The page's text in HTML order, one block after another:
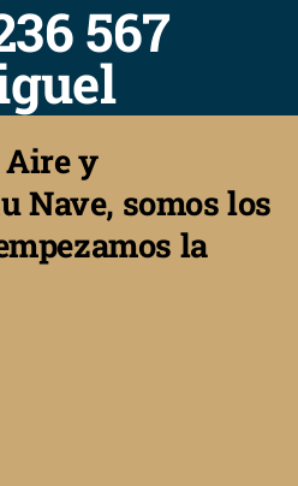
567
Aire y
Nave, somos los
la